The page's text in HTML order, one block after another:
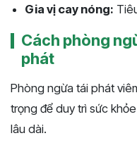
Gia vị cay nóng:
Cách phòng
phát
Phòng ngừa tái phát
trọng để duy trì sức
lâu dài.